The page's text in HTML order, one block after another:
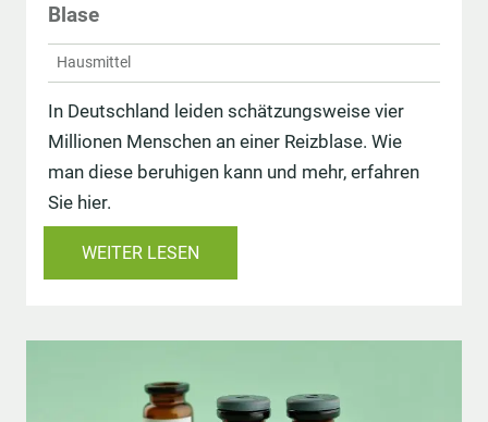
Blase
Hausmittel
In Deutschland leiden schätzungsweise vier
Millionen Menschen an einer Reizblase. Wie
man diese beruhigen kann und mehr, erfahren
Sie hier.
WEITER LESEN